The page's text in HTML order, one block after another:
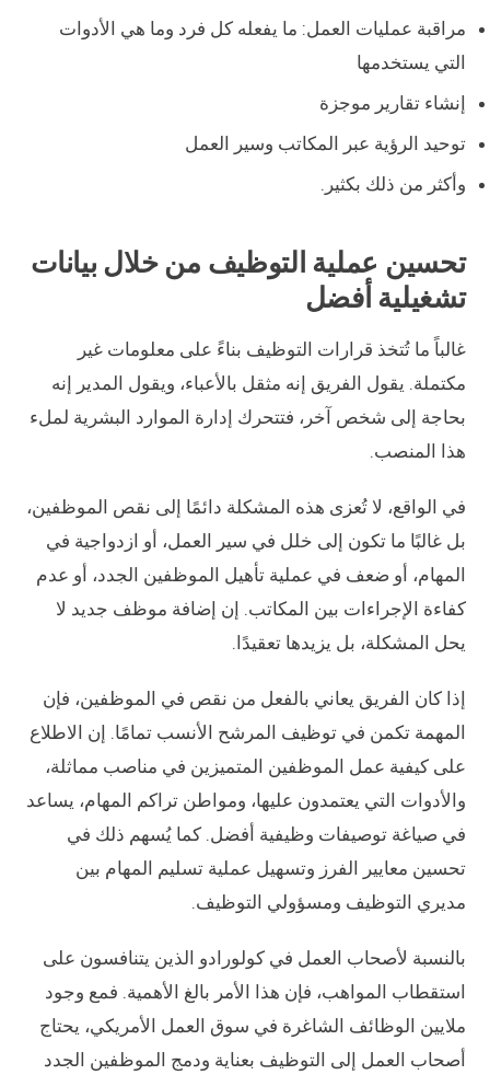
مراقبة عمليات العمل: ما يفعله كل فرد وما هي الأدوات
التي يستخدمها
إنشاء تقارير موجزة
توحيد الرؤية عبر المكاتب وسير العمل
وأكثر من ذلك بكثير.
تحسين عملية التوظيف من خلال بيانات
تشغيلية أفضل
غالباً ما تُتخذ قرارات التوظيف بناءً على معلومات غير
مكتملة. يقول الفريق إنه مثقل بالأعباء، ويقول المدير إنه
بحاجة إلى شخص آخر، فتتحرك إدارة الموارد البشرية لملء
هذا المنصب.
في الواقع، لا تُعزى هذه المشكلة دائمًا إلى نقص الموظفين،
بل غالبًا ما تكون إلى خلل في سير العمل، أو ازدواجية في
المهام، أو ضعف في عملية تأهيل الموظفين الجدد، أو عدم
كفاءة الإجراءات بين المكاتب. إن إضافة موظف جديد لا
يحل المشكلة، بل يزيدها تعقيدًا.
إذا كان الفريق يعاني بالفعل من نقص في الموظفين، فإن
المهمة تكمن في توظيف المرشح الأنسب تمامًا. إن الاطلاع
على كيفية عمل الموظفين المتميزين في مناصب مماثلة،
والأدوات التي يعتمدون عليها، ومواطن تراكم المهام، يساعد
في صياغة توصيفات وظيفية أفضل. كما يُسهم ذلك في
تحسين معايير الفرز وتسهيل عملية تسليم المهام بين
مديري التوظيف ومسؤولي التوظيف.
بالنسبة لأصحاب العمل في كولورادو الذين يتنافسون على
استقطاب المواهب، فإن هذا الأمر بالغ الأهمية. فمع وجود
ملايين الوظائف الشاغرة في سوق العمل الأمريكي، يحتاج
أصحاب العمل إلى التوظيف بعناية ودمج الموظفين الجدد